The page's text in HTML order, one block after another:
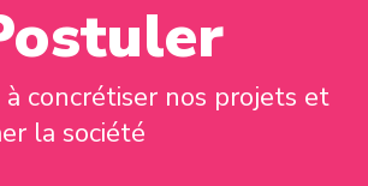
concrétiser nos projets et
la société